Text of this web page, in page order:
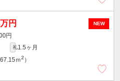
NEW
円
円
礼1.5ヶ月
ｍ2 ）